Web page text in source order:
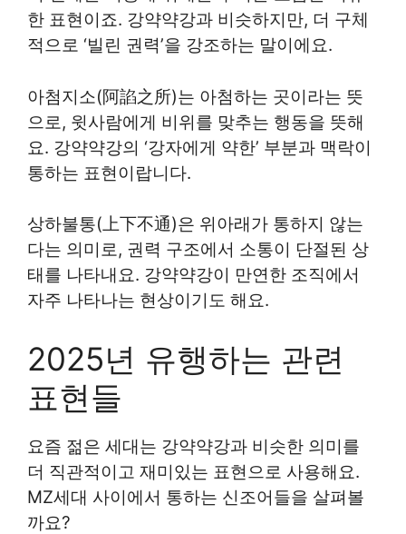
한 표현이죠. 강약약강과 비슷하지만, 더 구체
적으로 ‘빌린 권력’을 강조하는 말이에요.
아첨지소(阿諂之所)는 아첨하는 곳이라는 뜻
으로, 윗사람에게 비위를 맞추는 행동을 뜻해
요. 강약약강의 ‘강자에게 약한’ 부분과 맥락이
통하는 표현이랍니다.
상하불통(上下不通)은 위아래가 통하지 않는
다는 의미로, 권력 구조에서 소통이 단절된 상
태를 나타내요. 강약약강이 만연한 조직에서
자주 나타나는 현상이기도 해요.
2025년 유행하는 관련
표현들
요즘 젊은 세대는 강약약강과 비슷한 의미를
더 직관적이고 재미있는 표현으로 사용해요.
MZ세대 사이에서 통하는 신조어들을 살펴볼
까요?